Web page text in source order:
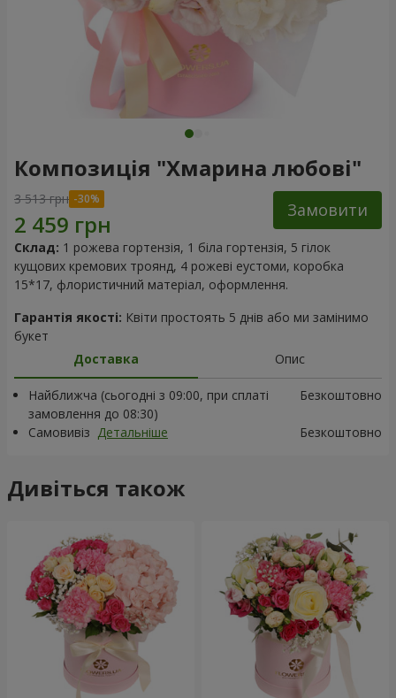
Композиція "Хмарина любові"
3 513 грн
Замовити
Склад: 1 рожева гортензія, 1 біла гортензія, 5 гілок
кущових кремових троянд, 4 рожеві еустоми, коробка
15*17, флористичний матеріал, оформлення.
Гарантія якості: Квіти простоять 5 днів або ми замінимо
букет
Доставка
Опис
Найближча (сьогодні з 09:00, при сплаті
замовлення до 08:30)
Безкоштовно
Самовивіз Детальніше Безкоштовно
Дивіться також